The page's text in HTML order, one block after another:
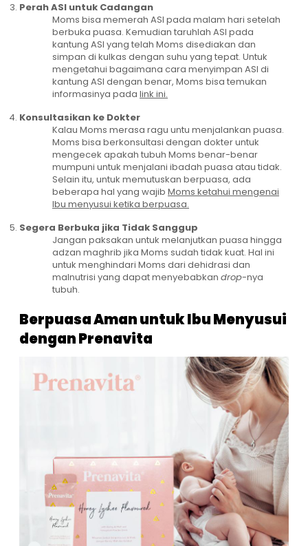
Perah ASI untuk Cadangan
Moms bisa memerah ASI pada malam hari setelah
berbuka puasa. Kemudian taruhlah ASI pada
kantung ASI yang telah Moms disediakan dan
simpan di kulkas dengan suhu yang tepat. Untuk
mengetahui bagaimana cara menyimpan ASI di
kantung ASI dengan benar, Moms bisa temukan
informasinya pada link ini.
Konsultasikan ke Dokter
Kalau Moms merasa ragu untu menjalankan puasa.
Moms bisa berkonsultasi dengan dokter untuk
mengecek apakah tubuh Moms benar-benar
mumpuni untuk menjalani ibadah puasa atau tidak.
Selain itu, untuk memutuskan berpuasa, ada
beberapa hal yang wajib Moms ketahui mengenai
Ibu menyusui ketika berpuasa.
Segera Berbuka jika Tidak Sanggup
Jangan paksakan untuk melanjutkan puasa hingga
adzan maghrib jika Moms sudah tidak kuat. Hal ini
untuk menghindari Moms dari dehidrasi dan
malnutrisi yang dapat menyebabkan drop-nya
tubuh.
Berpuasa Aman untuk Ibu Menyusui
dengan Prenavita